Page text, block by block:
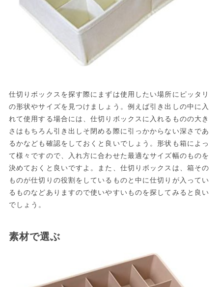
仕切りボックスを探す際にまずは使用したい場所にピッタリ
の形状やサイズを見つけましょう。例えば引き出しの中に入
れて使用する場合には、仕切りボックスに入れるものの大き
さはもちろん引き出しそ閉める際に引っかからない深さであ
るかなども確認をしておくと良いでしょう。形状も箱によっ
て様々ですので、入れ方に合わせた最適なサイズ幅のものを
決めておくと良いですよ。また、仕切りボックスは、箱その
ものが仕切りの役割をしているものと中に仕切りが入ってい
るものなどありますので使いやすいものを探してみると良い
でしょう。
素材で選ぶ